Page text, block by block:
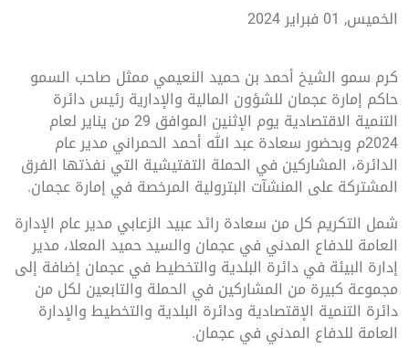
الخميس, 01 فبراير 2024
كرم سمو الشيخ أحمد بن حميد النعيمي ممثل صاحب السمو
حاكم إمارة عجمان للشؤون المالية والإدارية رئيس دائرة
التنمية الاقتصادية يوم الإثنين الموافق 29 من يناير لعام
2024م وبحضور سعادة عبد الله أحمد الحمراني مدير عام
الدائرة، المشاركين في الحملة التفتيشية التي نفذتها الفرق
المشتركة على المنشآت البترولية المرخصة في إمارة عجمان.
شمل التكريم كل من سعادة رائد عبيد الزعابي مدير عام الإدارة
العامة للدفاع المدني في عجمان والسيد حميد المعلا، مدير
إدارة البيئة في دائرة البلدية والتخطيط في عجمان إضافة إلى
مجموعة كبيرة من المشاركين في الحملة والتابعين لكل من
دائرة التنمية الإقتصادية ودائرة البلدية والتخطيط والإدارة
العامة للدفاع المدني في عجمان.